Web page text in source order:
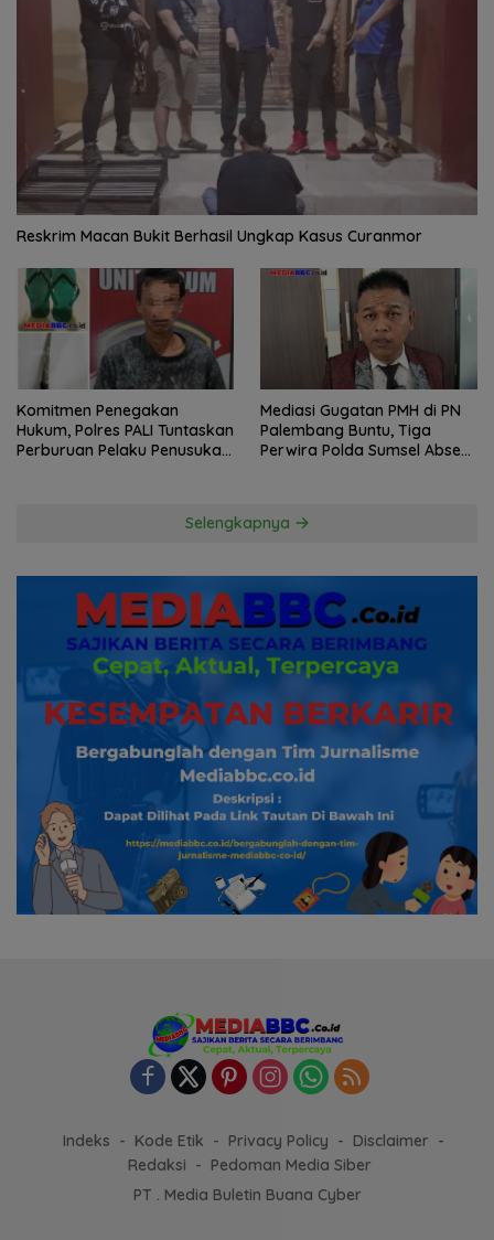
Reskrim Macan Bukit Berhasil Ungkap Kasus Curanmor
Komitmen Penegakan
Hukum, Polres PALI Tuntaskan
Perburuan Pelaku Penusukan
Mediasi Gugatan PMH di PN
Palembang Buntu, Tiga
Perwira Polda Sumsel Absen,
Selengkapnya
Indeks Kode Etik Privacy Policy
Disclaimer
Redaksi
Pedoman Media Siber
PT . Media Buletin Buana Cyber